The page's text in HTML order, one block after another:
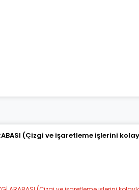
(Çizgi ve işaretleme işlerini